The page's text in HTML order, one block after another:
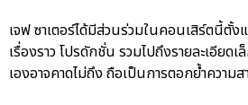
เจฟ ซาเตอร์ได้มีส่วนร่วมในคอนเสิร์ตนี้ตั้ง
เรื่องราว โปรดักชั่น รวมไปถึงรายละเอีย
เองอาจคาดไม่ถึง ถือเป็นการตอกย้ำความ